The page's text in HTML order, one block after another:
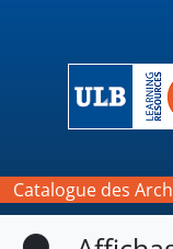
Catalogue des